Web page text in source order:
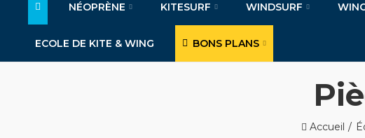
NÉOPRÈNE KITESURF WINDSURF
ECOLE DE KITE & WING BONS PLANS
Accueil